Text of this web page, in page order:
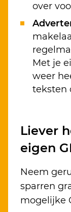
over
Met je
weer
teksten
Liever
eigen
Neem
sparren
mogelijke